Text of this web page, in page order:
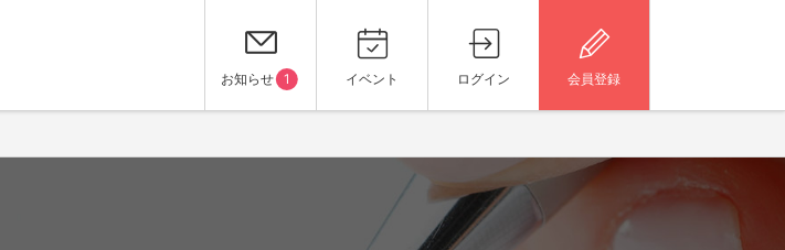
お知らせ 1 イベント ログイン 会員登録